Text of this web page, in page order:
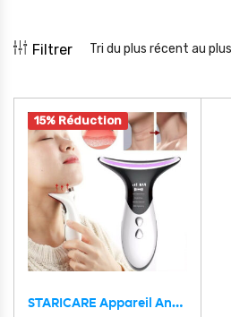
Filtrer Tri du plus récent au
15% Réduction
STARICARE Appareil Anti Rides Ultrasonique pour Visage – جهاز مضاد للتجاعيد